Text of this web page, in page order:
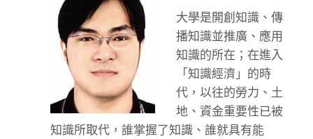
大學是開創知識、傳
播知識並推廣、應用
知識的所在；在進入
「知識經濟」的時
代，以往的勞力、土
地、資金重要性已被
知識所取代，誰掌握了知識、誰就具有能